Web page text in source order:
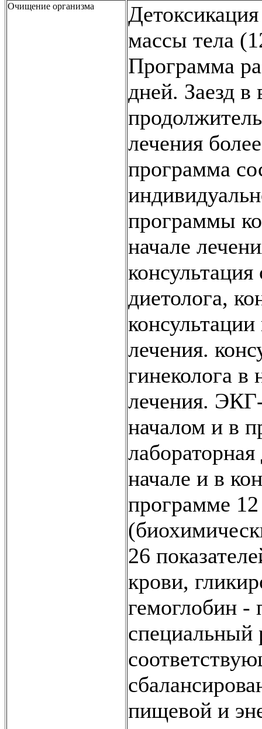
Очищение организма
массы тела
Программа
дней. Заезд в
лечения
программа
программы
начале
диетолога,
лечения.
гинеколога в
лечения.
началом и в
начале и в
программе
26
крови,
гемоглобин -
специальный
пищевой и